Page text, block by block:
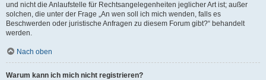
und nicht die Anlaufstelle für Rechtsangelegenheiten jeglicher Art ist; außer
solchen, die unter der Frage „An wen soll ich mich wenden, falls es
Beschwerden oder juristische Anfragen zu diesem Forum gibt?“ behandelt
werden.
Nach oben
Warum kann ich mich nicht registrieren?